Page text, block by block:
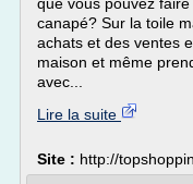
canapé? Sur la toile
achats et des ventes
maison et même
avec...
Lire la suite
Site : http://